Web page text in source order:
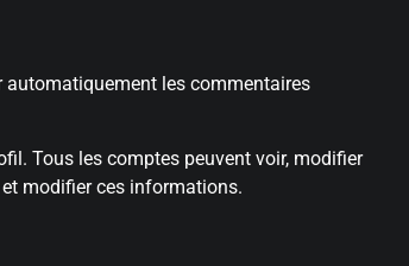
automatiquement les commentaires
Tous les comptes peuvent voir, modifier
modifier ces informations.